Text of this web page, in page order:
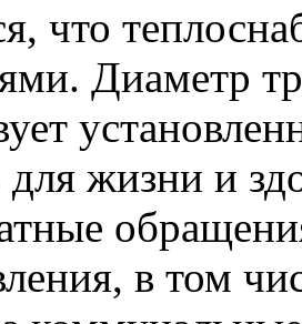
что
Диаметр
для жизни и
в том